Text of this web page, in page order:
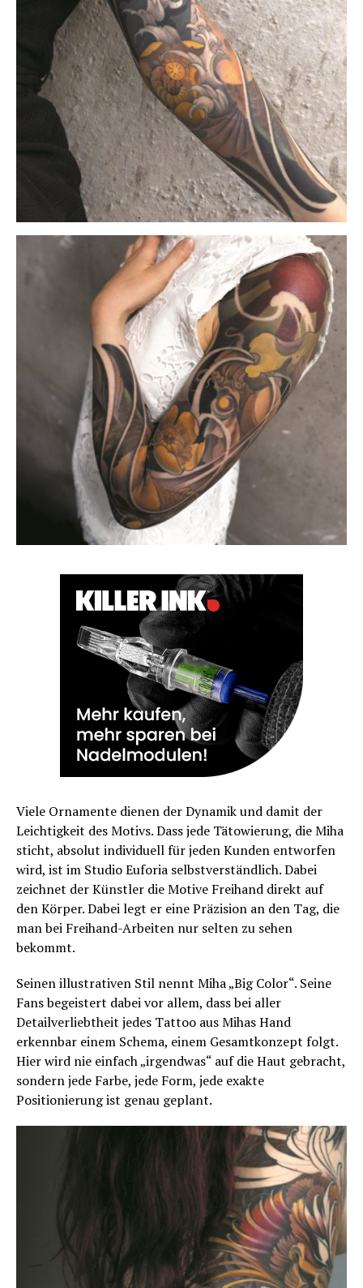
Viele Ornamente dienen der Dynamik und damit der
Leichtigkeit des Motivs. Dass jede Tätowierung, die Miha
sticht, absolut individuell für jeden Kunden entworfen
wird, ist im Studio Euforia selbstverständlich. Dabei
zeichnet der Künstler die Motive Freihand direkt auf
den Körper. Dabei legt er eine Präzision an den Tag, die
man bei Freihand-Arbeiten nur selten zu sehen
bekommt.
Seinen illustrativen Stil nennt Miha „Big Color“. Seine
Fans begeistert dabei vor allem, dass bei aller
Detailverliebtheit jedes Tattoo aus Mihas Hand
erkennbar einem Schema, einem Gesamtkonzept folgt.
Hier wird nie einfach „irgendwas“ auf die Haut gebracht,
sondern jede Farbe, jede Form, jede exakte
Positionierung ist genau geplant.